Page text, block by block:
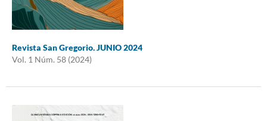
Revista San Gregorio. JUNIO 2024
Vol. 1 Núm. 58 (2024)